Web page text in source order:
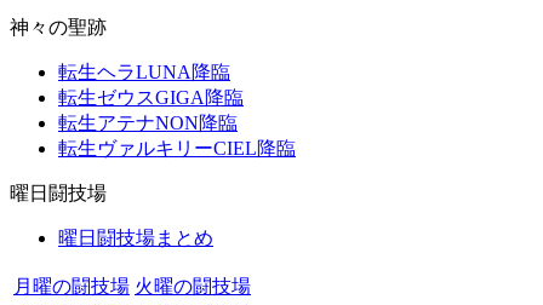
神々の聖跡
転生ヘラLUNA降臨
転生ゼウスGIGA降臨
転生アテナNON降臨
転生ヴァルキリーCIEL降臨
曜日闘技場
曜日闘技場まとめ
月曜の闘技場 火曜の闘技場